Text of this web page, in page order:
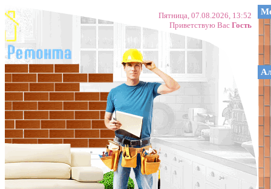
Пятница, 07.08.2026, 13:52
Приветствую Вас Гость